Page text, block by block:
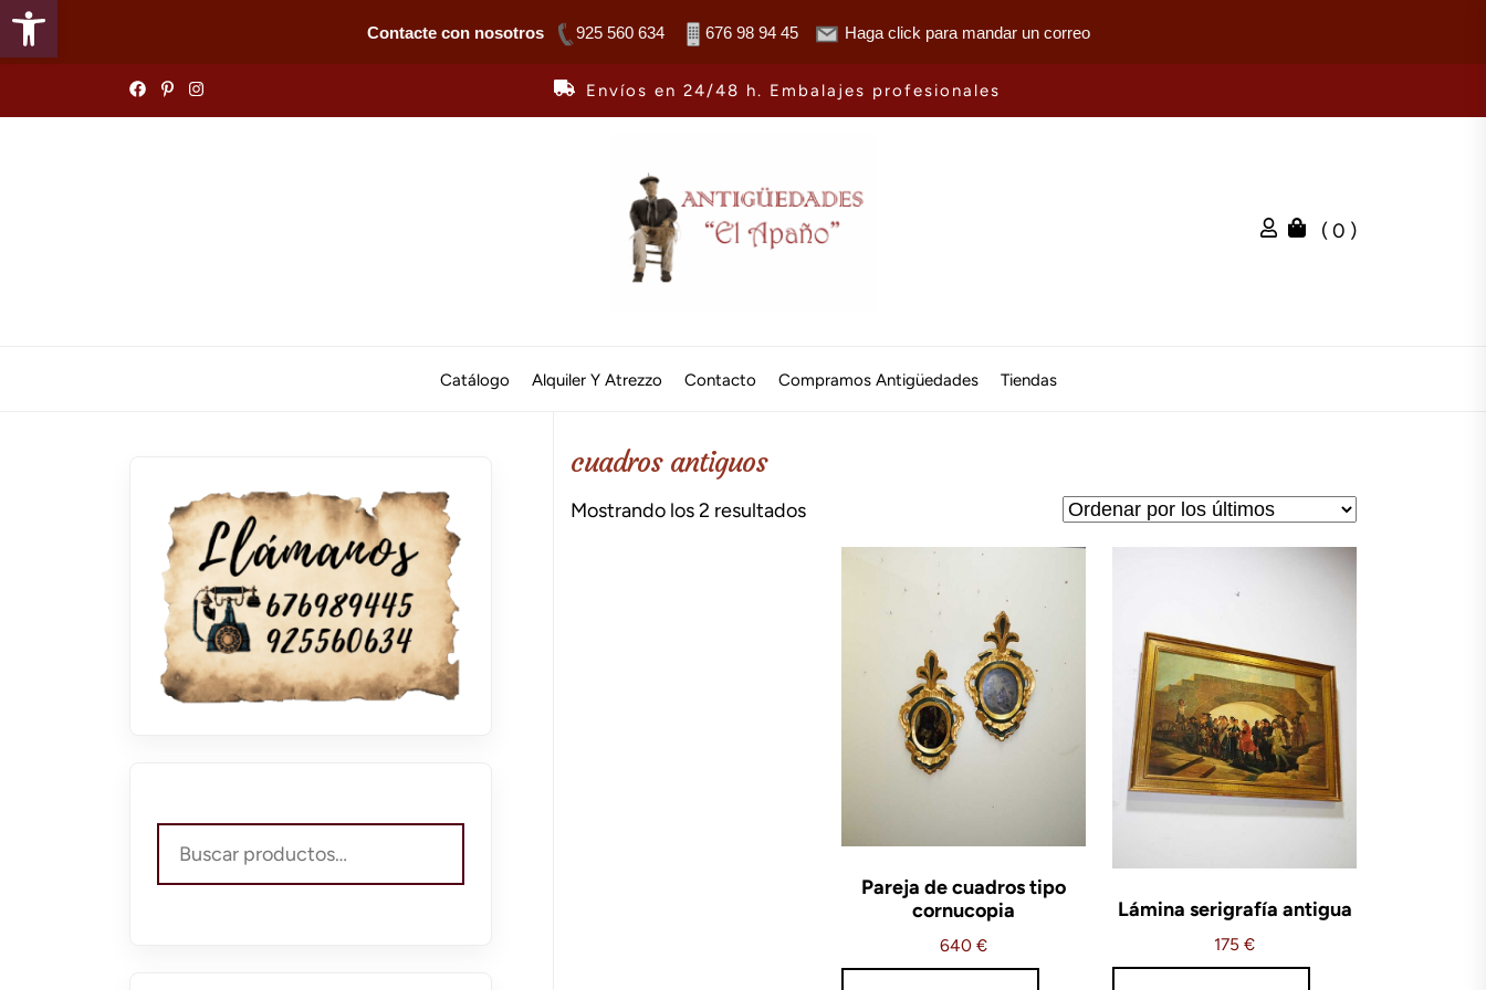
Abrir barra de herramientas
Contacte con nosotros 925 560 634 676 98 94 45 Haga click para mandar un correo
Envíos en 24/48 h. Embalajes profesionales
El
( 0 )
Catálogo Alquiler Y Atrezzo Contacto Compramos Antigüedades Tiendas
cuadros antiguos
Mostrando los 2 resultadosOrdenado
Pareja de cuadros tipo
cornucopia
640 €
Lámina serigrafía antigua
175 €
por: